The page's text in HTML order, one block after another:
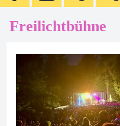
Freilichtbühne